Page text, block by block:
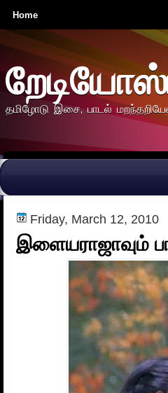
Home
தமிழோடு இசை, பாடல்
Friday, March 12, 2010
இளையராஜாவும்